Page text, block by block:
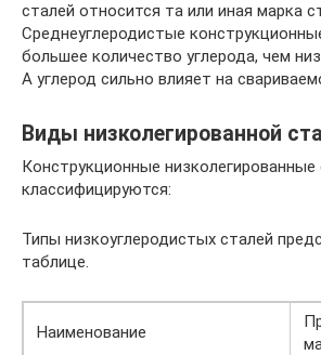
сталей относится та или иная марка
Среднеуглеродистые
большее количество углерода, чем
А углерод сильно влияет на
Виды низколегированной
Конструкционные низколегированные
классифицируются:
Типы низкоуглеродистых сталей
таблице.
Наименование